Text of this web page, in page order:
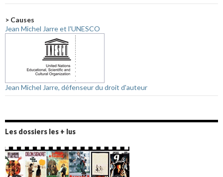
> Causes
Jean Michel Jarre et l'UNESCO
Jean Michel Jarre, défenseur du droit d'auteur
Les dossiers les + lus